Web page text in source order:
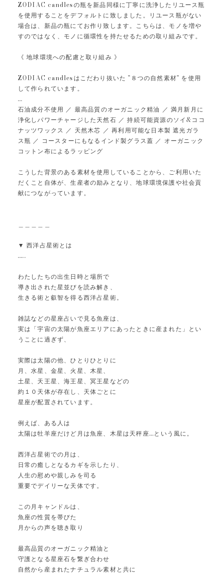
ZODIAC candlesの瓶を新品同様に丁寧に洗浄したリユース瓶
を使用することをデフォルトに致しました。リユース瓶がない
場合は、新品の瓶にてお作り致します。こちらは、モノを増や
すのではなく、モノに循環性を持たせるための取り組みです。
《 地球環境への配慮と取り組み 》
ZODIAC candlesはこだわり抜いた "８つの自然素材" を使用
して作られています。
...
石油成分不使用 ／ 最高品質のオーガニック精油 ／ 満月新月に
浄化しパワーチャージした天然石 ／ 持続可能資源のソイ&ココ
ナッツワックス ／ 天然木芯 ／ 再利用可能な日本製 遮光ガラ
ス瓶 ／ コースターにもなるインド製グラス蓋 ／ オーガニック
コットン布によるラッピング
こうした背景のある素材を使用していることから、ご利用いた
だくこと自体が、生産者の励みとなり、地球環境保護や社会貢
献につながっています。
▼ 西洋占星術とは
.....
わたしたちの出生日時と場所で
導き出された星並びを読み解き、
生きる術と叡智を得る西洋占星術。
雑誌などの星座占いで見る魚座は、
実は「宇宙の太陽が魚座エリアにあったときに産まれた」とい
うことに過ぎず、
実際は太陽の他、ひとりひとりに
月、水星、金星、火星、木星、
土星、天王星、海王星、冥王星などの
約１０天体が存在し、天体ごとに
星座が配置されています。
例えば、ある人は
太陽は牡羊座だけど月は魚座、木星は天秤座...という風に。
西洋占星術での月は、
日常の癒しとなるカギを示したり、
人生の慰めや親しみを司る
重要でデイリーな天体です。
この月キャンドルは、
魚座の性質を帯びた
月からの声を聴き取り
最高品質のオーガニック精油と
守護となる星座石を繋ぎ合わせ
自然から産まれたナチュラル素材と共に